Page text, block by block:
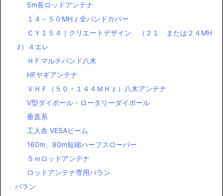
5m長ロッドアンテナ
１４－５０MHｚ全バンドカバー
ＣＹ１５４｜クリエートデザイン （２１ または２４MH
z）４エレ
ＨＦマルチバンド八木
HFヤギアンテナ
ＶＨＦ（５０・１４４ＭＨｚ）八木アンテナ
Ⅴ型ダイポール・ロータリーダイポール
垂直系
工人舎 VESAビーム
160m、80m短縮ハーフスローパー
５ｍロッドアンテナ
ロッドアンテナ専用バラン
バラン